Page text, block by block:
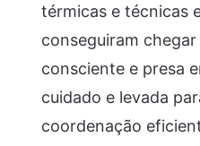
térmicas e técnicas
conseguiram
consciente e presa
cuidado e levada
coordenação